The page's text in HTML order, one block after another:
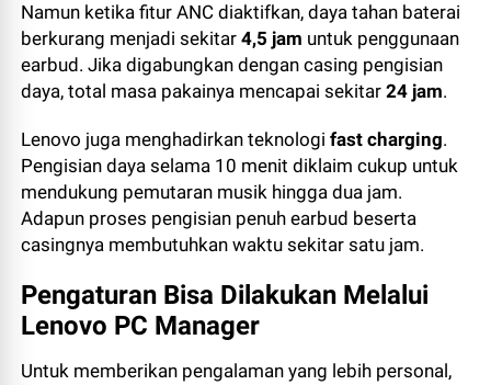
Namun ketika fitur ANC diaktifkan, daya tahan baterai
berkurang menjadi sekitar4,5 jam untuk penggunaan
earbud. Jika digabungkan dengan casing pengisian
daya, total masa pakainya mencapai sekitar24 jam.
Lenovo juga menghadirkan teknologifast charging.
Pengisian daya selama 10 menit diklaim cukup untuk
mendukung pemutaran musik hingga dua jam.
Adapun proses pengisian penuh earbud beserta
casingnya membutuhkan waktu sekitar satu jam.
Pengaturan Bisa Dilakukan Melalui
Lenovo PC Manager
Untuk memberikan pengalaman yang lebih personal,